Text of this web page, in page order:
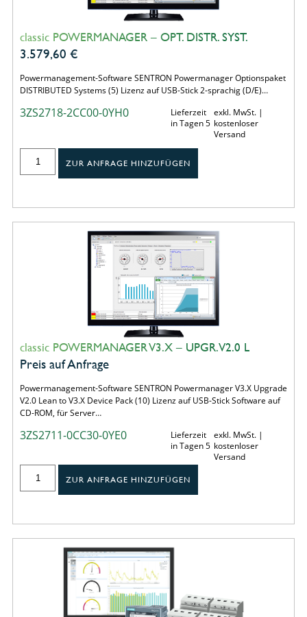
classic POWERMANAGER – OPT. DISTR. SYST.
3.579,60 €
Powermanagement-Software SENTRON Powermanager Optionspaket
DISTRIBUTED Systems (5) Lizenz auf USB-Stick 2-sprachig (D/E)…
3ZS2718-2CC00-0YH0
Lieferzeit
in Tagen 5
exkl. MwSt. |
kostenloser
Versand
ZUR ANFRAGE HINZUFÜGEN
classic POWERMANAGER V3.X – UPGR. V2.0 L
Preis auf Anfrage
Powermanagement-Software SENTRON Powermanager V3.X Upgrade
V2.0 Lean to V3.X Device Pack (10) Lizenz auf USB-Stick Software auf
CD-ROM, für Server…
3ZS2711-0CC30-0YE0
Lieferzeit
in Tagen 5
exkl. MwSt. |
kostenloser
Versand
ZUR ANFRAGE HINZUFÜGEN